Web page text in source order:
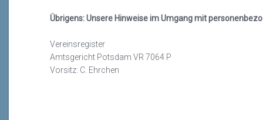
Übrigens: Unsere Hinweise im Umgang mit
Vereinsregister
Amtsgericht Potsdam VR 7064 P
Vorsitz: C. Ehrchen